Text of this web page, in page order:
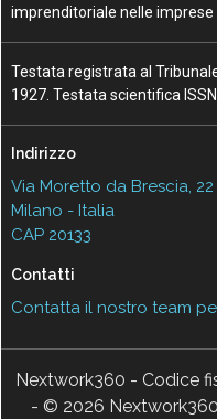
imprenditoriale nelle
Testata registrata al
1927. Testata scientifica
Indirizzo
Via Moretto da Brescia, 22
Milano - Italia
CAP 20133
Contatti
Contatta il nostro team
Nextwork360 - Codice
- © 2026